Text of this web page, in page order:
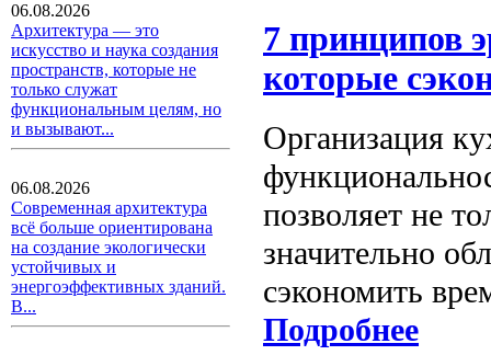
06.08.2026
Архитектура — это
искусство и наука создания
пространств, которые не
только служат
функциональным целям, но
и вызывают...
06.08.2026
Современная архитектура
всё больше ориентирована
на создание экологически
устойчивых и
энергоэффективных зданий.
В...
7 принципов
которые
Организация
позволяет не
значительно
сэкономить
Подробнее